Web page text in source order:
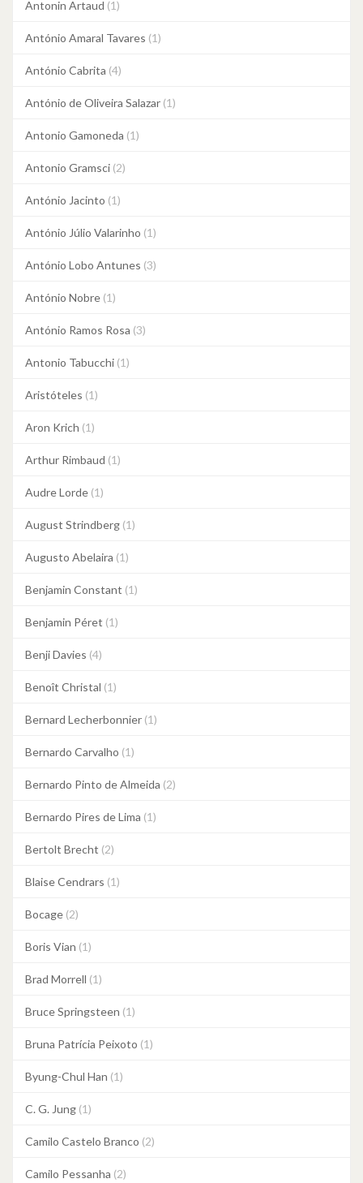
Antonin Artaud (1)
António Amaral Tavares (1)
António Cabrita (4)
António de Oliveira Salazar (1)
Antonio Gamoneda (1)
Antonio Gramsci (2)
António Jacinto (1)
António Júlio Valarinho (1)
António Lobo Antunes (3)
António Nobre (1)
António Ramos Rosa (3)
Antonio Tabucchi (1)
Aristóteles (1)
Aron Krich (1)
Arthur Rimbaud (1)
Audre Lorde (1)
August Strindberg (1)
Augusto Abelaira (1)
Benjamin Constant (1)
Benjamin Péret (1)
Benji Davies (4)
Benoît Christal (1)
Bernard Lecherbonnier (1)
Bernardo Carvalho (1)
Bernardo Pinto de Almeida (2)
Bernardo Pires de Lima (1)
Bertolt Brecht (2)
Blaise Cendrars (1)
Bocage (2)
Boris Vian (1)
Brad Morrell (1)
Bruce Springsteen (1)
Bruna Patrícia Peixoto (1)
Byung-Chul Han (1)
C. G. Jung (1)
Camilo Castelo Branco (2)
Camilo Pessanha (2)